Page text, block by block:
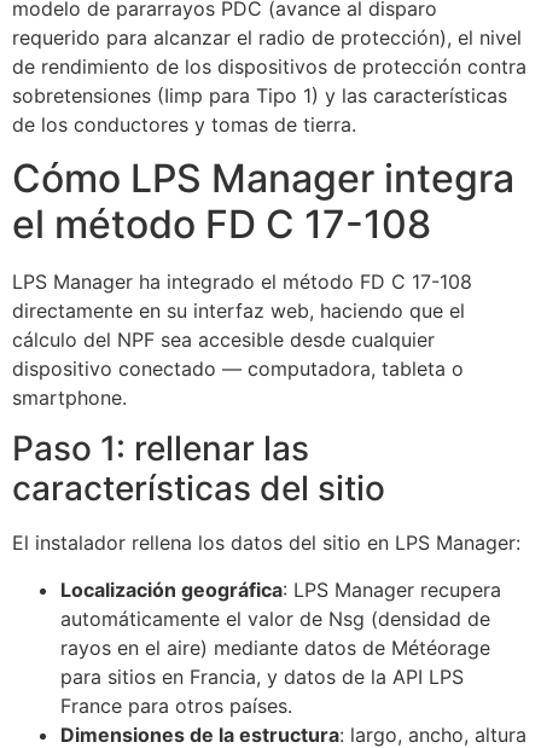
modelo de pararrayos PDC (avance al disparo
requerido para alcanzar el radio de protección), el nivel
de rendimiento de los dispositivos de protección contra
sobretensiones (Iimp para Tipo 1) y las características
de los conductores y tomas de tierra.
Cómo LPS Manager integra
el método FD C 17-108
LPS Manager ha integrado el método FD C 17-108
directamente en su interfaz web, haciendo que el
cálculo del NPF sea accesible desde cualquier
dispositivo conectado — computadora, tableta o
smartphone.
Paso 1: rellenar las
características del sitio
El instalador rellena los datos del sitio en LPS Manager:
Localización geográfica: LPS Manager recupera
automáticamente el valor de Nsg (densidad de
rayos en el aire) mediante datos de Météorage
para sitios en Francia, y datos de la API LPS
France para otros países.
Dimensiones de la estructura: largo, ancho, altura